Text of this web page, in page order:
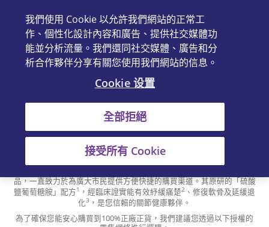
尋找您附近的維固力Viartril
廠正貨購買指南
品，一直致力於為廣大市民提供方便快捷的購買渠道。其原研的「硫酸
鹽葡萄糖胺」配方1 ，經臨床證實能有效紓緩痛楚2 、修復軟骨及延緩退
化3 ，是您信賴的關節健康夥伴。
為了確保您能安心購買到100%正廠正貨，我們建議您透過以下授權的
我們使用 Cookie 以允許我們網站的正常工
作、個性化設計內容和廣告、提供社交媒體功
能並分析流量。我們還同社交媒體、廣告和分
析合作夥伴分享有關您使用我們網站的信息。
Cookie 设置
全部拒絕
接受所有 Cookie